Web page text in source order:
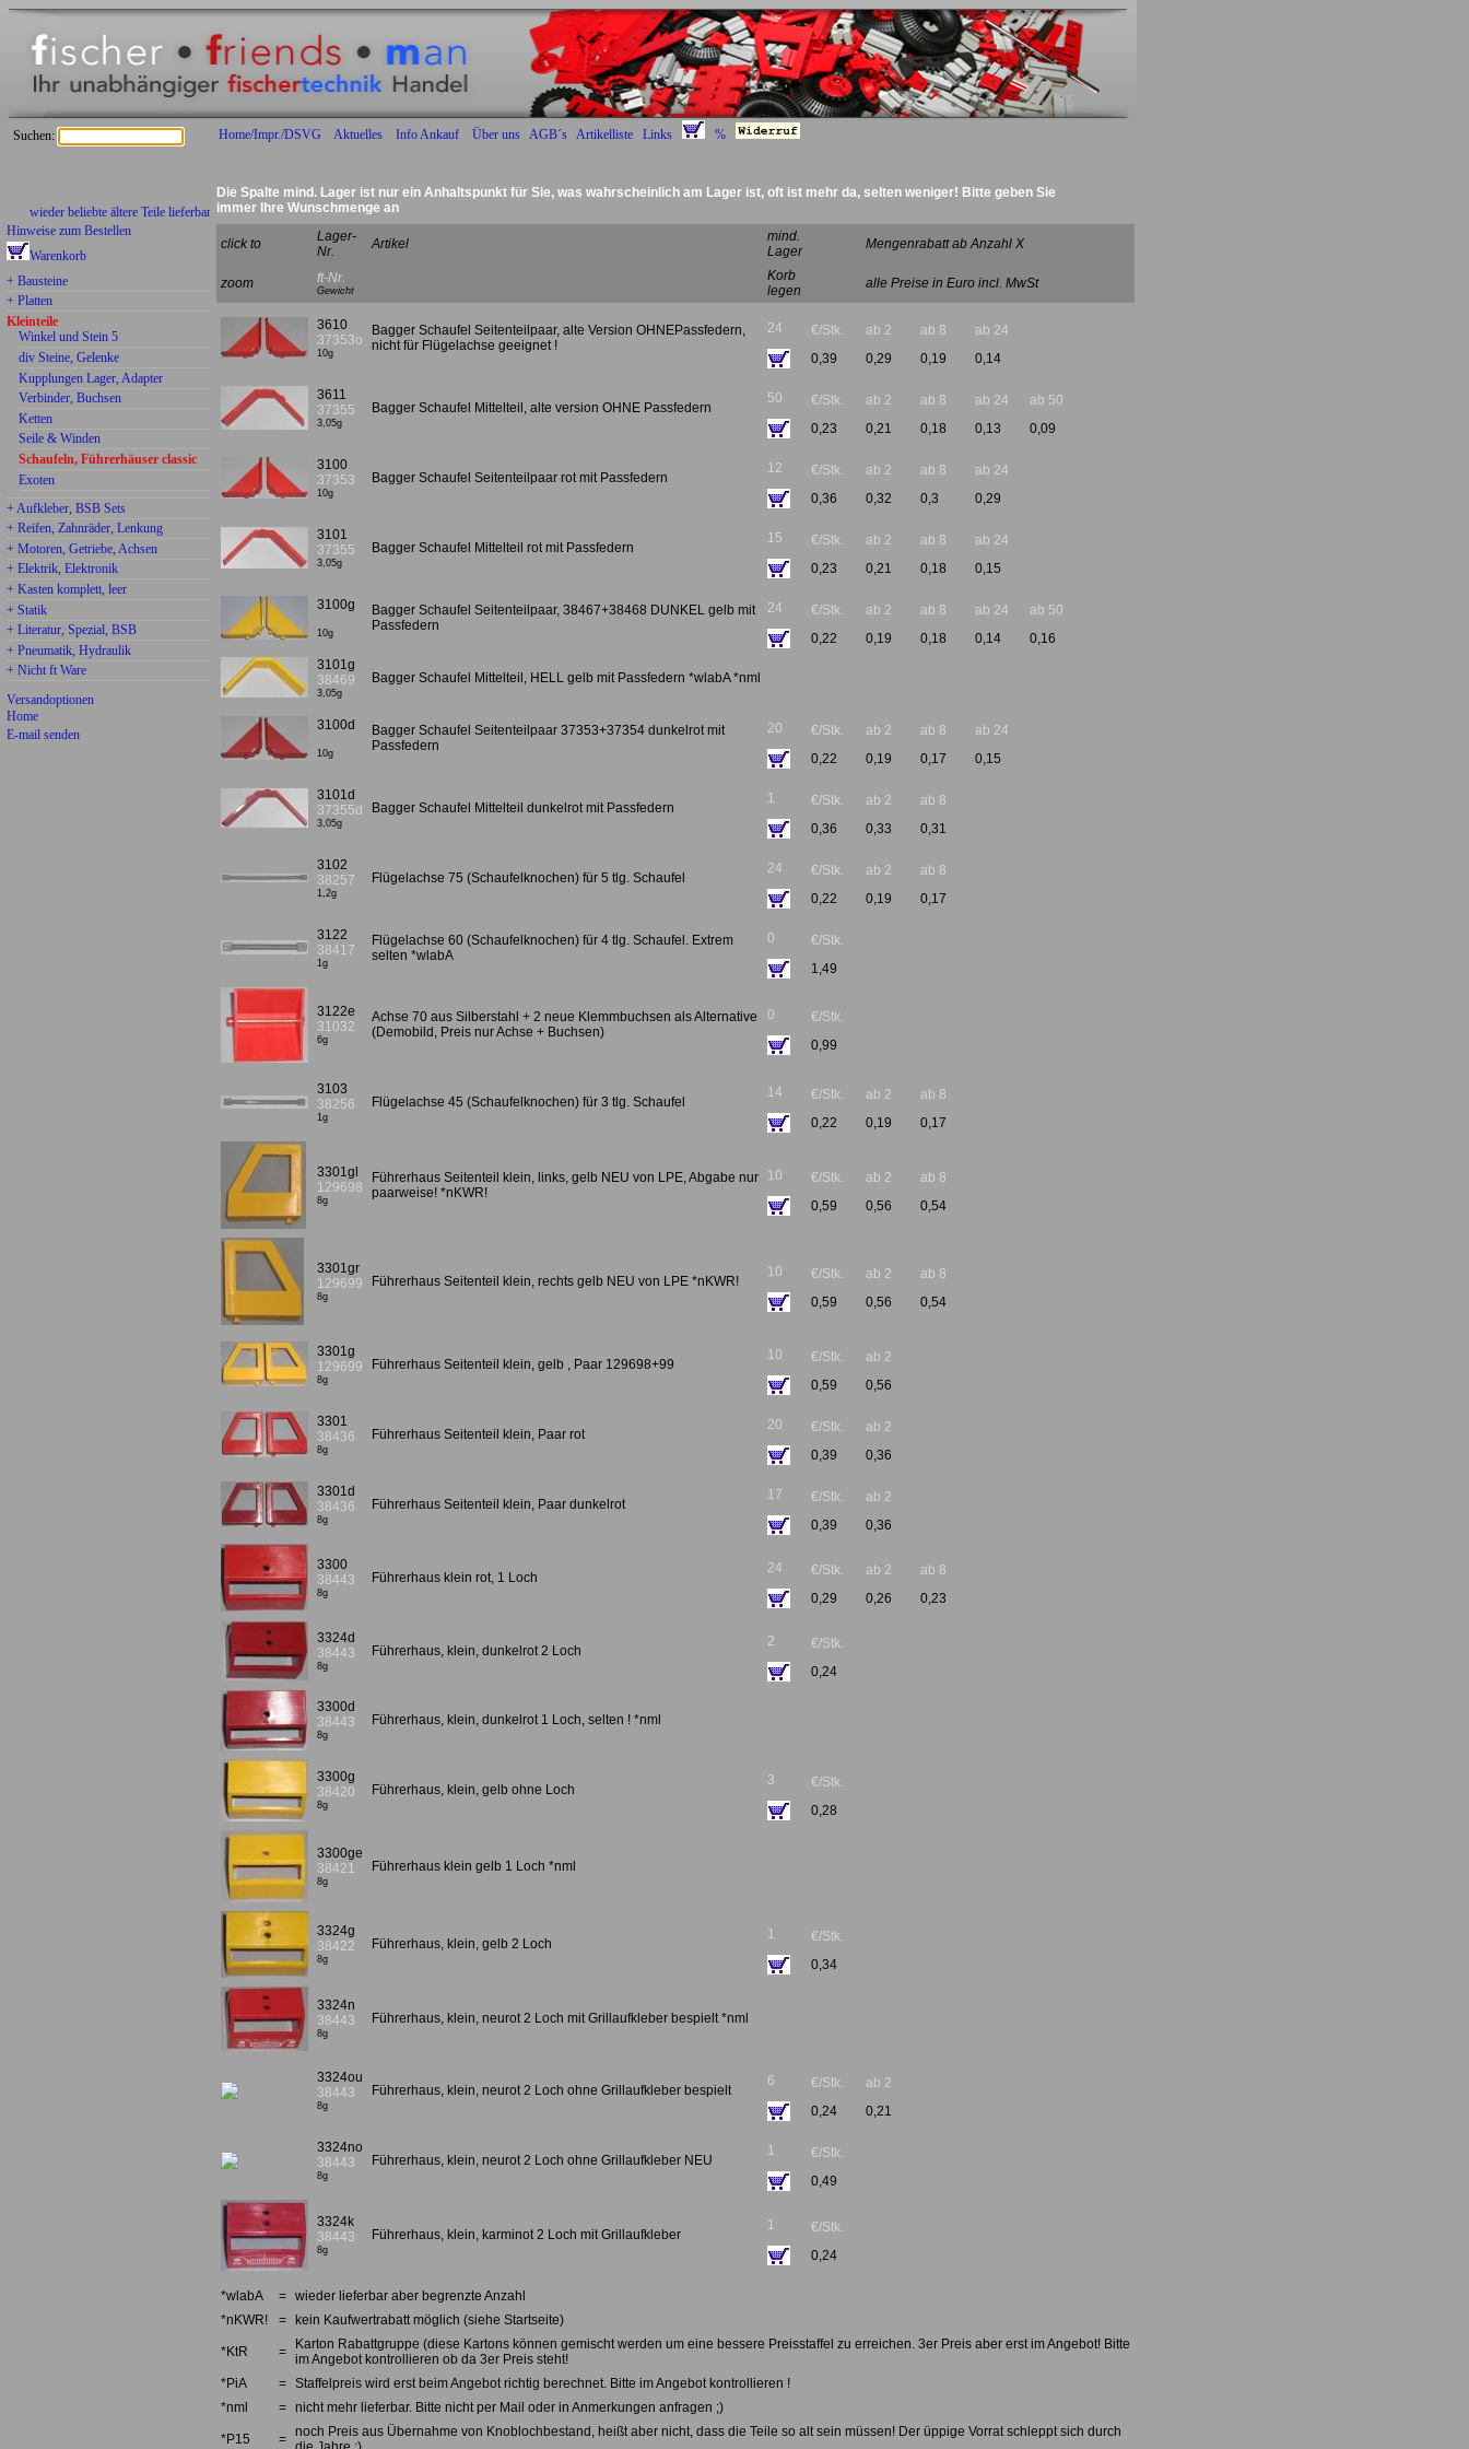
Home/Impr./DSVG Aktuelles Info Ankauf Über uns AGB´s Artikelliste Links %
Suchen:
wieder beliebte ältere Teile lieferbar:
Hinweise zum Bestellen
Warenkorb
+ Bausteine
+ Platten
Kleinteile
Winkel und Stein 5
div Steine, Gelenke
Kupplungen Lager, Adapter
Verbinder, Buchsen
Ketten
Seile & Winden
Schaufeln, Führerhäuser classic
Exoten
+ Aufkleber, BSB Sets
+ Reifen, Zahnräder, Lenkung
+ Motoren, Getriebe, Achsen
+ Elektrik, Elektronik
+ Kasten komplett, leer
+ Statik
+ Literatur, Spezial, BSB
+ Pneumatik, Hydraulik
+ Nicht ft Ware
Versandoptionen
Home
E-mail senden
Die Spalte mind. Lager ist nur ein Anhaltspunkt für Sie, was wahrscheinlich am Lager ist, oft ist mehr da, selten weniger! Bitte geben Sie
immer Ihre Wunschmenge an
click to
Lager-
Nr.
Artikel
mind.
Lager
Mengenrabatt ab Anzahl X
zoom ft-Nr.
Gewicht
Korb
legen
alle Preise in Euro incl. MwSt
3610
37353o
10g
Bagger Schaufel Seitenteilpaar, alte Version OHNEPassfedern,
nicht für Flügelachse geeignet !
24
€/Stk.
0,39
ab 2
0,29
ab 8
0,19
ab 24
0,14
3611
37355
3,05g
Bagger Schaufel Mittelteil, alte version OHNE Passfedern
50
€/Stk.
0,23
ab 2
0,21
ab 8
0,18
ab 24
0,13
ab 50
0,09
3100
37353
10g
Bagger Schaufel Seitenteilpaar rot mit Passfedern
12
€/Stk.
0,36
ab 2
0,32
ab 8
0,3
ab 24
0,29
3101
37355
3,05g
Bagger Schaufel Mittelteil rot mit Passfedern
15
€/Stk.
0,23
ab 2
0,21
ab 8
0,18
ab 24
0,15
3100g
10g
Bagger Schaufel Seitenteilpaar, 38467+38468 DUNKEL gelb mit
Passfedern
24
€/Stk.
0,22
ab 2
0,19
ab 8
0,18
ab 24
0,14
ab 50
0,16
3101g
38469
3,05g
Bagger Schaufel Mittelteil, HELL gelb mit Passfedern *wlabA *nml
3100d
10g
Bagger Schaufel Seitenteilpaar 37353+37354 dunkelrot mit
Passfedern
20
€/Stk.
0,22
ab 2
0,19
ab 8
0,17
ab 24
0,15
3101d
37355d
3,05g
Bagger Schaufel Mittelteil dunkelrot mit Passfedern
1
€/Stk.
0,36
ab 2
0,33
ab 8
0,31
3102
38257
1,2g
Flügelachse 75 (Schaufelknochen) für 5 tlg. Schaufel
24
€/Stk.
0,22
ab 2
0,19
ab 8
0,17
3122
38417
1g
Flügelachse 60 (Schaufelknochen) für 4 tlg. Schaufel. Extrem
selten *wlabA
0
€/Stk.
1,49
3122e
31032
6g
Achse 70 aus Silberstahl + 2 neue Klemmbuchsen als Alternative
(Demobild, Preis nur Achse + Buchsen)
0
€/Stk.
0,99
3103
38256
1g
Flügelachse 45 (Schaufelknochen) für 3 tlg. Schaufel
14
€/Stk.
0,22
ab 2
0,19
ab 8
0,17
3301gl
129698
8g
Führerhaus Seitenteil klein, links, gelb NEU von LPE, Abgabe nur
paarweise! *nKWR!
10
€/Stk.
0,59
ab 2
0,56
ab 8
0,54
3301gr
129699
8g
Führerhaus Seitenteil klein, rechts gelb NEU von LPE *nKWR!
10
€/Stk.
0,59
ab 2
0,56
ab 8
0,54
3301g
129699
8g
Führerhaus Seitenteil klein, gelb , Paar 129698+99
10
€/Stk.
0,59
ab 2
0,56
3301
38436
8g
Führerhaus Seitenteil klein, Paar rot
20
€/Stk.
0,39
ab 2
0,36
3301d
38436
8g
Führerhaus Seitenteil klein, Paar dunkelrot
17
€/Stk.
0,39
ab 2
0,36
3300
38443
8g
Führerhaus klein rot, 1 Loch
24
€/Stk.
0,29
ab 2
0,26
ab 8
0,23
3324d
38443
8g
Führerhaus, klein, dunkelrot 2 Loch
2
€/Stk.
0,24
3300d
38443
8g
Führerhaus, klein, dunkelrot 1 Loch, selten ! *nml
3300g
38420
8g
Führerhaus, klein, gelb ohne Loch
3
€/Stk.
0,28
3300ge
38421
8g
Führerhaus klein gelb 1 Loch *nml
3324g
38422
8g
Führerhaus, klein, gelb 2 Loch
1
€/Stk.
0,34
3324n
38443
8g
Führerhaus, klein, neurot 2 Loch mit Grillaufkleber bespielt *nml
3324ou
38443
8g
Führerhaus, klein, neurot 2 Loch ohne Grillaufkleber bespielt
6
€/Stk.
0,24
ab 2
0,21
3324no
38443
8g
Führerhaus, klein, neurot 2 Loch ohne Grillaufkleber NEU
1
€/Stk.
0,49
3324k
38443
8g
Führerhaus, klein, karminot 2 Loch mit Grillaufkleber
1
€/Stk.
0,24
*wlabA = wieder lieferbar aber begrenzte Anzahl
*nKWR!
= kein Kaufwertrabatt möglich (siehe Startseite)
*KtR =
Karton Rabattgruppe (diese Kartons können gemischt werden um eine bessere Preisstaffel zu erreichen. 3er Preis aber erst im Angebot! Bitte
im Angebot kontrollieren ob da 3er Preis steht!
*PiA
= Staffelpreis wird erst beim Angebot richtig berechnet. Bitte im Angebot kontrollieren !
*nml
= nicht mehr lieferbar. Bitte nicht per Mail oder in Anmerkungen anfragen ;)
*P15 = noch Preis aus Übernahme von Knoblochbestand, heißt aber nicht, dass die Teile so alt sein müssen! Der üppige Vorrat schleppt sich durch